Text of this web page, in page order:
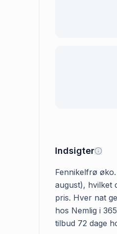
Indsigter
Fennikelfrø
august), hvilket
pris. Hver nat
hos Nemlig i
tilbud 72 dage